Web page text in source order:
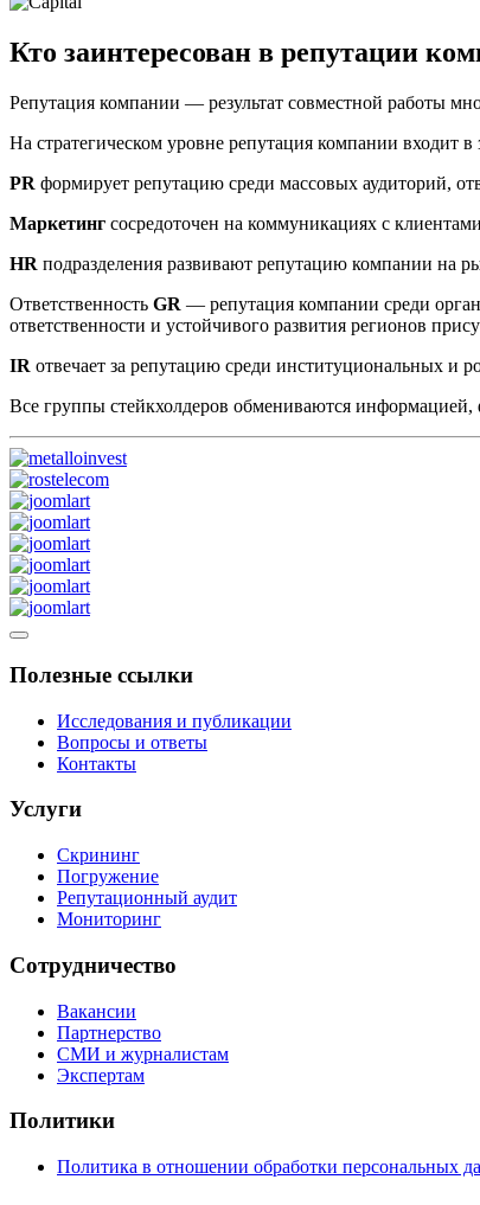
Кто заинтересован в репутации
Репутация компании — результат совместной работы
На стратегическом уровне репутация компании входит в
PR формирует репутацию среди массовых аудиторий,
Маркетинг сосредоточен на коммуникациях с
HR подразделения развивают репутацию компании на
Ответственность GR — репутация компании среди
ответственности и устойчивого развития регионов
IR отвечает за репутацию среди институциональных и
Все группы стейкхолдеров обмениваются
Полезные ссылки
Исследования и публикации
Вопросы и ответы
Контакты
Услуги
Скрининг
Погружение
Репутационный аудит
Мониторинг
Сотрудничество
Вакансии
Партнерство
СМИ и журналистам
Экспертам
Политики
Политика в отношении обработки персональных